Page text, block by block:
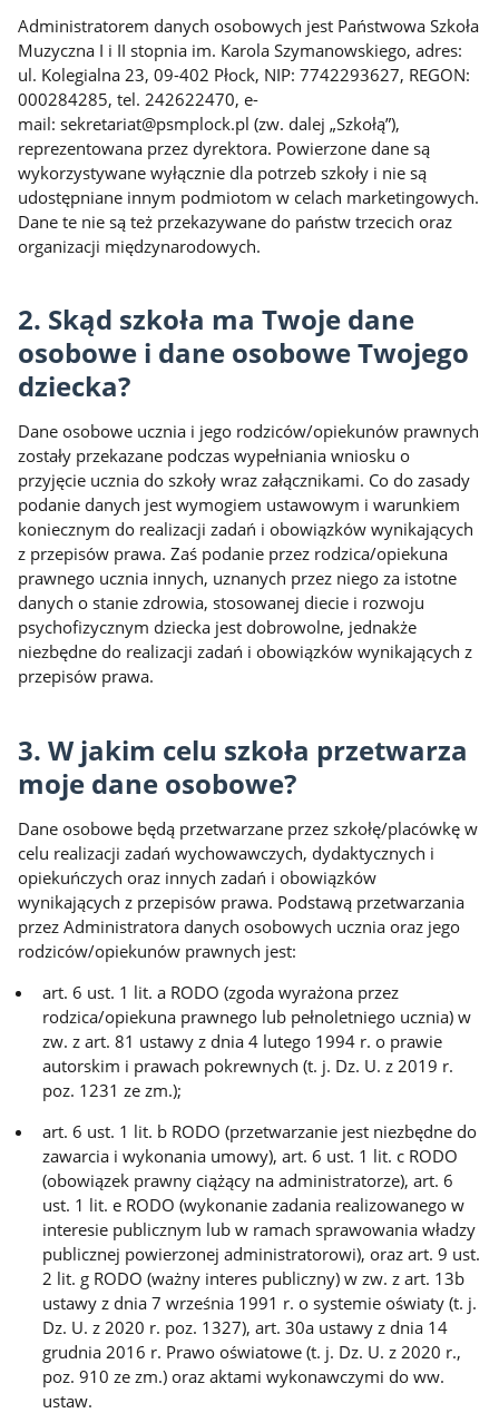
Administratorem danych osobowych jest Państwowa Szkoła
Muzyczna I i II stopnia im. Karola Szymanowskiego, adres:
ul. Kolegialna 23, 09-402 Płock, NIP: 7742293627, REGON:
000284285, tel. 242622470, e-
mail: sekretariat@psmplock.pl (zw. dalej „Szkołą”),
reprezentowana przez dyrektora. Powierzone dane są
wykorzystywane wyłącznie dla potrzeb szkoły i nie są
udostępniane innym podmiotom w celach marketingowych.
Dane te nie są też przekazywane do państw trzecich oraz
organizacji międzynarodowych.
2. Skąd szkoła ma Twoje dane
osobowe i dane osobowe Twojego
dziecka?
Dane osobowe ucznia i jego rodziców/opiekunów prawnych
zostały przekazane podczas wypełniania wniosku o
przyjęcie ucznia do szkoły wraz załącznikami. Co do zasady
podanie danych jest wymogiem ustawowym i warunkiem
koniecznym do realizacji zadań i obowiązków wynikających
z przepisów prawa. Zaś podanie przez rodzica/opiekuna
prawnego ucznia innych, uznanych przez niego za istotne
danych o stanie zdrowia, stosowanej diecie i rozwoju
psychofizycznym dziecka jest dobrowolne, jednakże
niezbędne do realizacji zadań i obowiązków wynikających z
przepisów prawa.
3. W jakim celu szkoła przetwarza
moje dane osobowe?
Dane osobowe będą przetwarzane przez szkołę/placówkę w
celu realizacji zadań wychowawczych, dydaktycznych i
opiekuńczych oraz innych zadań i obowiązków
wynikających z przepisów prawa. Podstawą przetwarzania
przez Administratora danych osobowych ucznia oraz jego
rodziców/opiekunów prawnych jest:
art. 6 ust. 1 lit. a RODO (zgoda wyrażona przez
rodzica/opiekuna prawnego lub pełnoletniego ucznia) w
zw. z art. 81 ustawy z dnia 4 lutego 1994 r. o prawie
autorskim i prawach pokrewnych (t. j. Dz. U. z 2019 r.
poz. 1231 ze zm.);
art. 6 ust. 1 lit. b RODO (przetwarzanie jest niezbędne do
zawarcia i wykonania umowy), art. 6 ust. 1 lit. c RODO
(obowiązek prawny ciążący na administratorze), art. 6
ust. 1 lit. e RODO (wykonanie zadania realizowanego w
interesie publicznym lub w ramach sprawowania władzy
publicznej powierzonej administratorowi), oraz art. 9 ust.
2 lit. g RODO (ważny interes publiczny) w zw. z art. 13b
ustawy z dnia 7 września 1991 r. o systemie oświaty (t. j.
Dz. U. z 2020 r. poz. 1327), art. 30a ustawy z dnia 14
grudnia 2016 r. Prawo oświatowe (t. j. Dz. U. z 2020 r.,
poz. 910 ze zm.) oraz aktami wykonawczymi do ww.
ustaw.